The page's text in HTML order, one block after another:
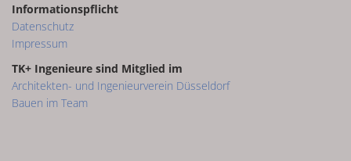
Informationspflicht
Datenschutz
Impressum
TK+ Ingenieure sind Mitglied im
Architekten- und Ingenieurverein Düsseldorf
Bauen im Team